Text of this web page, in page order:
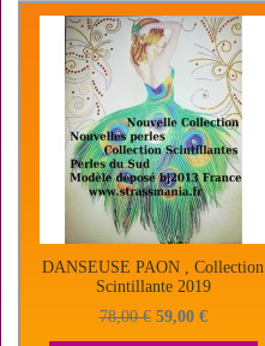
DANSEUSE PAON , Collection
Scintillante 2019
78,00 € 59,00 €